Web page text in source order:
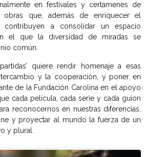
en festivales y certámenes de
obras que, además de enriquecer el
contribuyen a consolidar un espacio
el que la diversidad de miradas se
común.
quiere rendir homenaje a esas
y la cooperación, y poner en
de la Fundación Carolina en el apoyo
cada película, cada serie y cada guion
reconocernos en nuestras diferencias,
y proyectar al mundo la fuerza de un
y plural.